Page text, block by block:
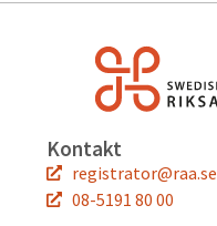
Kontakt
registrator@raa.se
08-5191 80 00